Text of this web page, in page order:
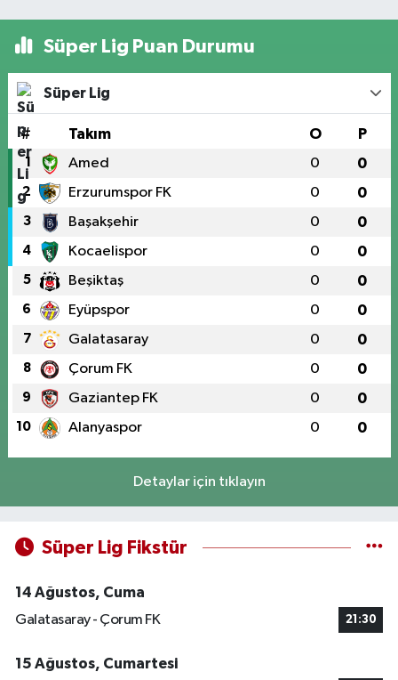
Süper Lig Puan Durumu
Süper Lig
# Takım O P
1 Amed 0 0
2 Erzurumspor FK 0 0
3 Başakşehir 0 0
4 Kocaelispor 0 0
5 Beşiktaş 0 0
6 Eyüpspor 0 0
7 Galatasaray 0 0
8 Çorum FK 0 0
9 Gaziantep FK 0 0
10 Alanyaspor 0 0
Detaylar için tıklayın
Süper Lig Fikstür
14 Ağustos, Cuma
Galatasaray - Çorum FK
21:30
15 Ağustos, Cumartesi